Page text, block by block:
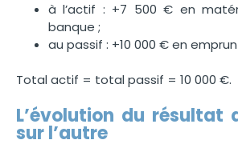
à l’actif : +7 500 € en
banque ;
au passif : +10 000 € en
Total actif = total passif = 10 000 €.
L’évolution du résultat
sur l’autre